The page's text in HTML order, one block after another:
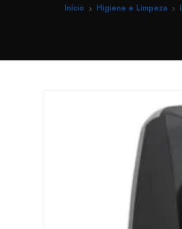
Início Higiene e Limpeza